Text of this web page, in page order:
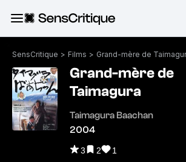
SensCritique > Films > Grand-mère de
Grand-mère de
Taimagura
Taimagura Baachan
2004
3 2 1